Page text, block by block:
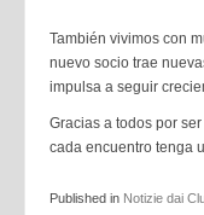
También vivimos con
nuevo socio trae
impulsa a seguir
Gracias a todos por
cada encuentro tenga
Published in Notizie dai